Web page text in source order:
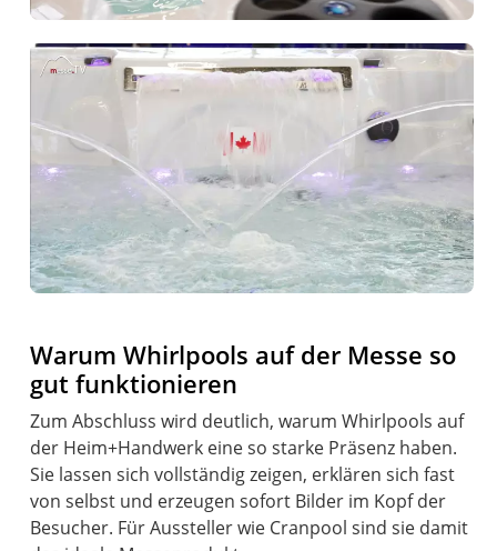
Warum Whirlpools auf der Messe so
gut funktionieren
Zum Abschluss wird deutlich, warum Whirlpools auf
der Heim+Handwerk eine so starke Präsenz haben.
Sie lassen sich vollständig zeigen, erklären sich fast
von selbst und erzeugen sofort Bilder im Kopf der
Besucher. Für Aussteller wie Cranpool sind sie damit